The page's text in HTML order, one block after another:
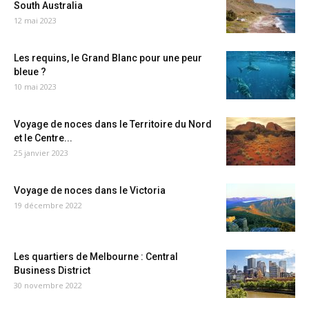
South Australia
12 mai 2023
Les requins, le Grand Blanc pour une peur
bleue ?
10 mai 2023
Voyage de noces dans le Territoire du Nord
et le Centre...
25 janvier 2023
Voyage de noces dans le Victoria
19 décembre 2022
Les quartiers de Melbourne : Central
Business District
30 novembre 2022